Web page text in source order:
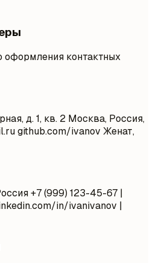
оформления контактных
д. 1, кв. 2 Москва, Россия,
github.com/ivanov Женат,
+7 (999) 123-45-67 |
in/ivanivanov |